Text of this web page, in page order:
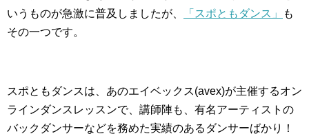
いうものが急激に普及しましたが、
「スポともダンス」
も
その一つです。
スポともダンスは、あのエイベックス(avex)が主催するオン
ラインダンスレッスンで、講師陣も、有名アーティストの
バックダンサーなどを務めた実績のあるダンサーばかり！